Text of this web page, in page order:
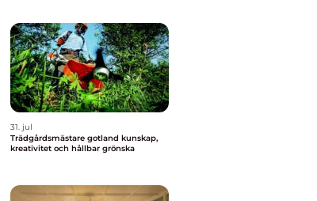
31. jul
Trädgårdsmästare gotland kunskap,
kreativitet och hållbar grönska